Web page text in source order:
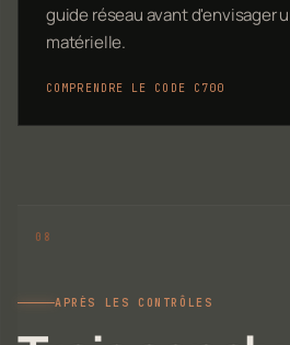
guide réseau avant d'envisager
matérielle.
COMPRENDRE LE CODE C700
APRÈS LES CONTRÔLES